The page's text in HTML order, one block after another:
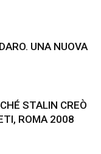
UNA NUOVA
STALIN CREÒ
ROMA 2008